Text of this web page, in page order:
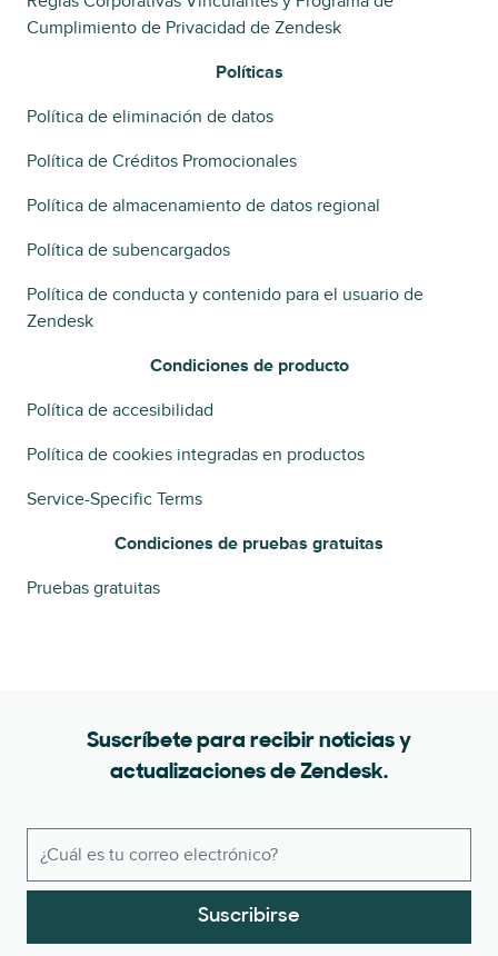
Cumplimiento de Privacidad de Zendesk
Políticas
Política de eliminación de datos
Política de Créditos Promocionales
Política de almacenamiento de datos regional
Política de subencargados
Política de conducta y contenido para el usuario de
Zendesk
Condiciones de producto
Política de accesibilidad
Política de cookies integradas en productos
Service-Specific Terms
Condiciones de pruebas gratuitas
Pruebas gratuitas
Suscríbete para recibir noticias y
actualizaciones de Zendesk.
Suscribirse